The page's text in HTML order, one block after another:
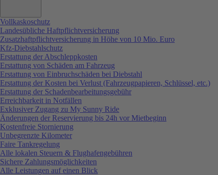
Vollkaskoschutz
Landesübliche Haftpflichtversicherung
Zusatzhaftpflichtversicherung in Höhe von 10 Mio. Euro
Kfz-Diebstahlschutz
Erstattung der Abschleppkosten
Erstattung von Schäden am Fahrzeug
Erstattung von Einbruchschäden bei Diebstahl
Erstattung der Kosten bei Verlust (Fahrzeugpapieren, Schlüssel, etc.)
Erstattung der Schadenbearbeitungsgebühr
Erreichbarkeit in Notfällen
Exklusiver Zugang zu My Sunny Ride
Änderungen der Reservierung bis 24h vor Mietbeginn
Kostenfreie Stornierung
Unbegrenzte Kilometer
Faire Tankregelung
Alle lokalen Steuern & Flughafengebühren
Sichere Zahlungsmöglichkeiten
Alle Leistungen auf einen Blick